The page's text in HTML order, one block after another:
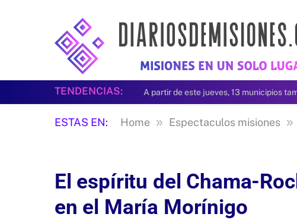
TENDENCIAS:
ESTAS EN: Home » Espectaculos misiones »
El espíritu del Chama-
en el María Morínigo